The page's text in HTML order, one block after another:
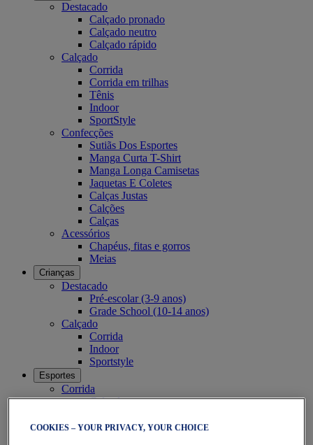
Destacado
Calçado pronado
Calçado neutro
Calçado rápido
Calçado
Corrida
Corrida em trilhas
Tênis
Indoor
SportStyle
Confecções
Sutiãs Dos Esportes
Manga Curta T-Shirt
Manga Longa Camisetas
Jaquetas E Coletes
Calças Justas
Calções
Calças
Acessórios
Chapéus, fitas e gorros
Meias
Crianças
Destacado
Pré-escolar (3-9 anos)
Grade School (10-14 anos)
Calçado
Corrida
Indoor
Sportstyle
Esportes
Corrida
Calçado
Ténis
COOKIES – YOUR PRIVACY, YOUR CHOICE